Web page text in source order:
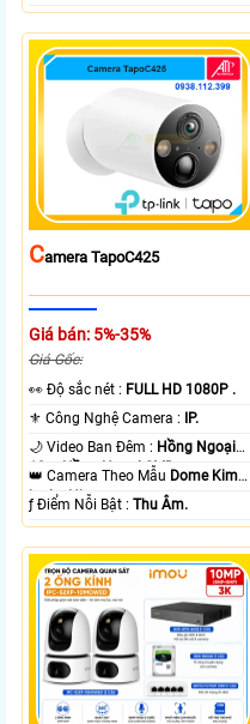
CAmera TapoC425
Giá bán: 5%-35%
Giá Gốc:
️👀 Độ sắc nét : FULL HD 1080P .
⚜️ Công Nghệ Camera : IP.
🌙 Video Ban Đêm : Hồng Ngoại
10m Hồng Ngoại SMD.
👑 Camera Theo Mẫu Dome Kim
loại + Nhựa.
️ƒ Điểm Nỗi Bật :Thu Âm.